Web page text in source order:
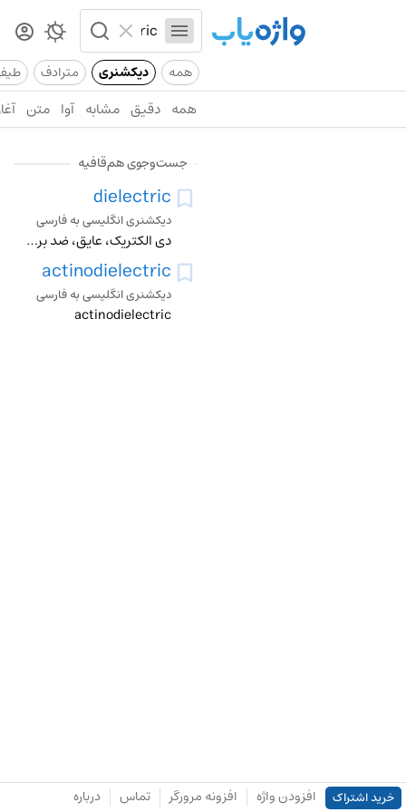
همه دیکشنری مترادف
همه دقیق مشابه آوا متن
جست‌وجوی هم‌قافیه
dielectric
دیکشنری انگلیسی به فارسی
دی الکتریک، عایق، ضد برق، برق بند
actinodielectric
دیکشنری انگلیسی به فارسی
actinodielectric
خرید اشتراک افزودن واژه افزونه مرورگر تماس درباره